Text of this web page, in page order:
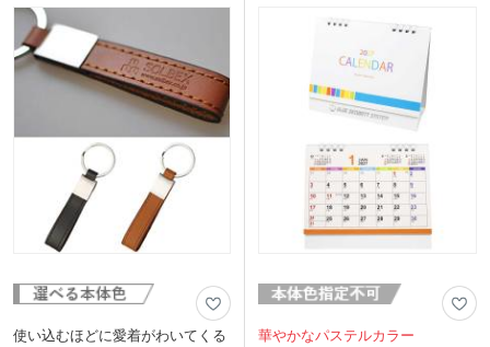
名を印刷するだけで、宣伝効果抜群の販
促品になりますよ。新入社員への入社記
念品や、学校説明会の参加特典などにお
すすめです。
で高級感を演出でき、学校説明会用の資
料入れやスクールグッズとしても人気が
使い込むほどに愛着がわいてくる 華やかなパステルカラー